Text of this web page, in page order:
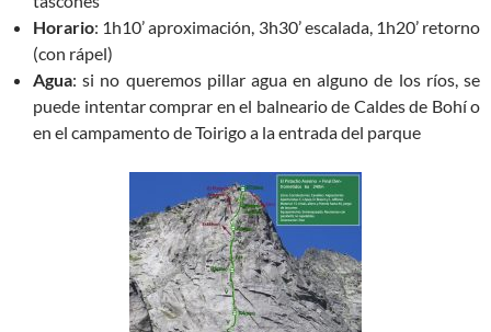
Horario: 1h10’ aproximación, 3h30’ escalada, 1h20’ retorno
(con rápel)
Agua: si no queremos pillar agua en alguno de los ríos, se
puede intentar comprar en el balneario de Caldes de Bohí o
en el campamento de Toirigo a la entrada del parque